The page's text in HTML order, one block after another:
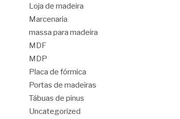
Loja de madeira
Marcenaria
massa para madeira
MDF
MDP
Placa de fórmica
Portas de madeiras
Tábuas de pinus
Uncategorized